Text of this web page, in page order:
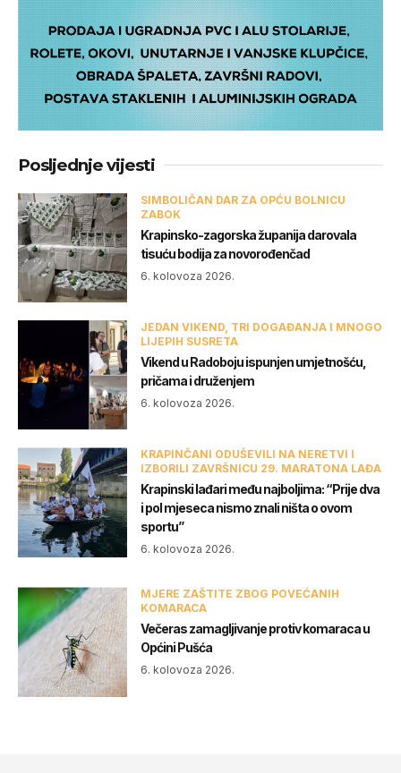
Posljednje vijesti
SIMBOLIČAN DAR ZA OPĆU BOLNICU
ZABOK
Krapinsko-zagorska županija darovala
tisuću bodija za novorođenčad
6. kolovoza 2026.
JEDAN VIKEND, TRI DOGAĐANJA I MNOGO
LIJEPIH SUSRETA
Vikend u Radoboju ispunjen umjetnošću,
pričama i druženjem
6. kolovoza 2026.
KRAPINČANI ODUŠEVILI NA NERETVI I
IZBORILI ZAVRŠNICU 29. MARATONA LAĐA
Krapinski lađari među najboljima: “Prije dva
i pol mjeseca nismo znali ništa o ovom
sportu”
6. kolovoza 2026.
MJERE ZAŠTITE ZBOG POVEĆANIH
KOMARACA
Večeras zamagljivanje protiv komaraca u
Općini Pušća
6. kolovoza 2026.